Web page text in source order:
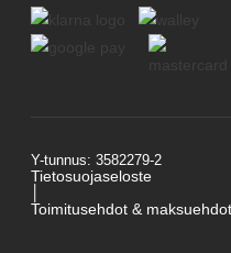
Y-tunnus: 3582279-2
Tietosuojaseloste
Toimitusehdot & maksuehdot